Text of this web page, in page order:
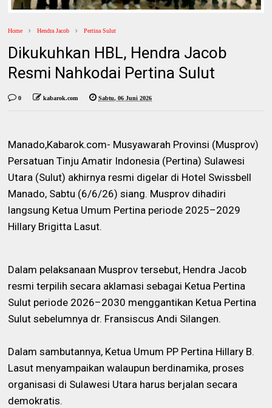
Home Hendra Jacob Pertina Sulut
Dikukuhkan HBL, Hendra Jacob
Resmi Nahkodai Pertina Sulut
0 kabarok.com Sabtu, 06 Juni 2026
Manado,Kabarok.com- Musyawarah Provinsi (Musprov)
Persatuan Tinju Amatir Indonesia (Pertina) Sulawesi
Utara (Sulut) akhirnya resmi digelar di Hotel Swissbell
Manado, Sabtu (6/6/26) siang. Musprov dihadiri
langsung Ketua Umum Pertina periode 2025–2029
Hillary Brigitta Lasut.
Dalam pelaksanaan Musprov tersebut, Hendra Jacob
resmi terpilih secara aklamasi sebagai Ketua Pertina
Sulut periode 2026–2030 menggantikan Ketua Pertina
Sulut sebelumnya dr. Fransiscus Andi Silangen.
Dalam sambutannya, Ketua Umum PP Pertina Hillary B.
Lasut menyampaikan walaupun berdinamika, proses
organisasi di Sulawesi Utara harus berjalan secara
demokratis.